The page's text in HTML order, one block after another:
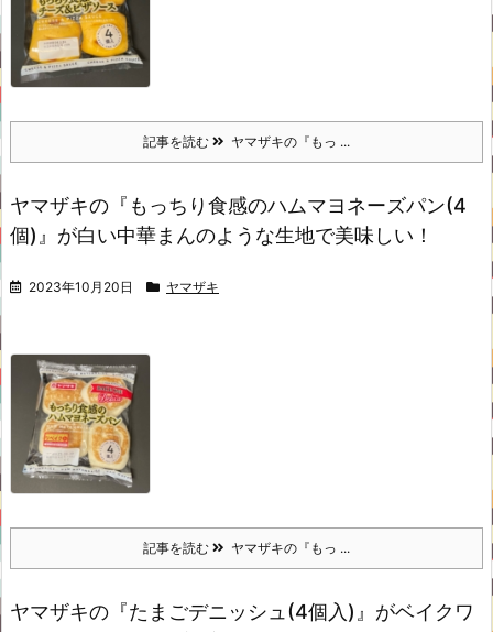
記事を読む ヤマザキの『もっ ...
ヤマザキの『もっちり食感のハムマヨネーズパン(4
個)』が白い中華まんのような生地で美味しい！
2023年10月20日 ヤマザキ
記事を読む ヤマザキの『もっ ...
ヤマザキの『たまごデニッシュ(4個入)』がベイクワ